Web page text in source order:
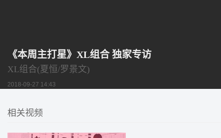
《本周主打星》XL组合 独家专访
XL组合(夏恒/罗景文)
2018-09-27 14:43
相关视频